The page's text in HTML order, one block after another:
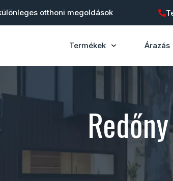
otthoni megoldások
Termékek Árazás